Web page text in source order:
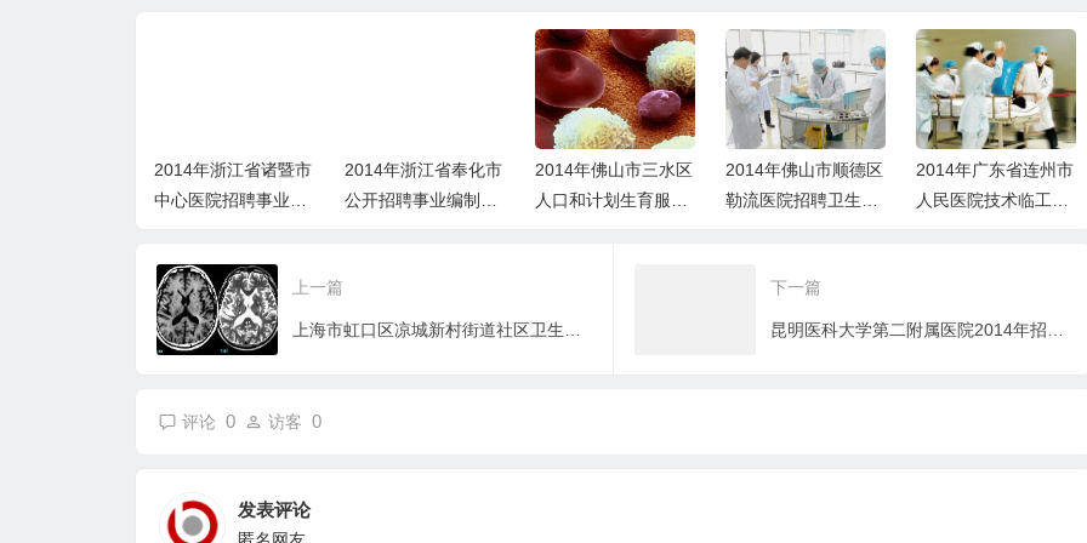
2014年浙江省诸暨市
中心医院招聘事业编
2014年浙江省奉化市
公开招聘事业编制教
2014年佛山市三水区
人口和计划生育服务
2014年佛山市顺德区
勒流医院招聘卫生专
2014年广东省连州市
人民医院技术临工招
上一篇 下一篇
评论 0 访客 0
发表评论